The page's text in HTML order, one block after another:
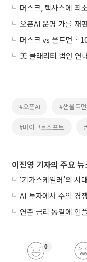
오픈AI 운명 가를 재
머스크 vs 올트먼
#오픈AI #샘올트먼
#마이크로소프트
이진영 기자의 주요 뉴
‘기가스케일러’의
0